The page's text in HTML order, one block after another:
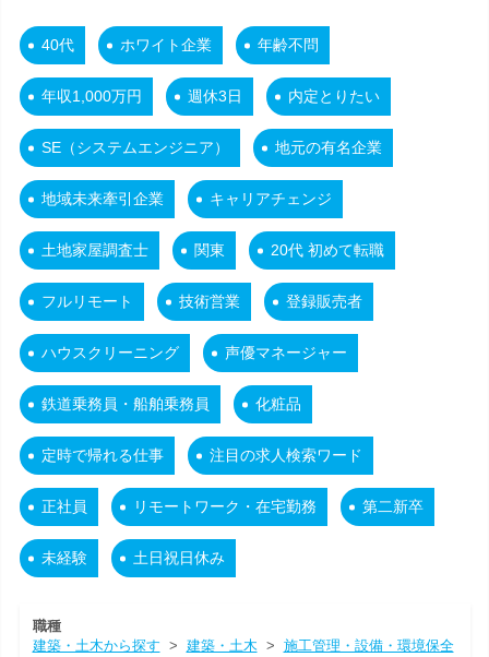
40代 ホワイト企業 年齢不問
年収1,000万円 週休3日 内定とりたい
SE（システムエンジニア） 地元の有名企業
地域未来牽引企業 キャリアチェンジ
土地家屋調査士 関東 20代 初めて転職
フルリモート 技術営業 登録販売者
ハウスクリーニング 声優マネージャー
鉄道乗務員・船舶乗務員 化粧品
定時で帰れる仕事 注目の求人検索ワード
正社員 リモートワーク・在宅勤務 第二新卒
未経験 土日祝日休み
職種
建築・土木から探す > 建築・土木 > 施工管理・設備・環境保全